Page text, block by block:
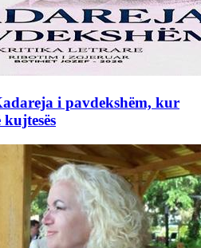
i pavdekshëm, kur